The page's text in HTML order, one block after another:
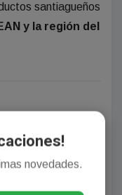
santiagueños
y la región del
novedades.